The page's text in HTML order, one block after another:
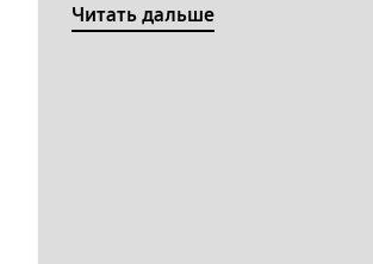
Читать дальше